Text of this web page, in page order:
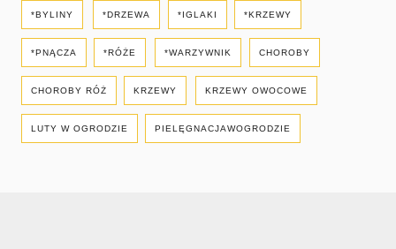
*BYLINY *DRZEWA *IGLAKI *KRZEWY
*PNĄCZA *RÓŻE *WARZYWNIK CHOROBY
CHOROBY RÓŻ KRZEWY KRZEWY OWOCOWE
LUTY W OGRODZIE PIELĘGNACJAWOGRODZIE